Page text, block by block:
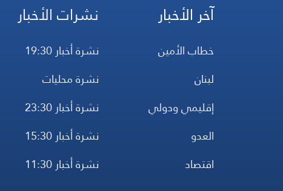
آخر الأخبار
خطاب الأمين
لبنان
إقليمي ودولي
العدو
اقتصاد
نشرات الأخبار
نشرة أخبار 19:30
نشرة محليات
نشرة أخبار 23:30
نشرة أخبار 15:30
نشرة أخبار 11:30